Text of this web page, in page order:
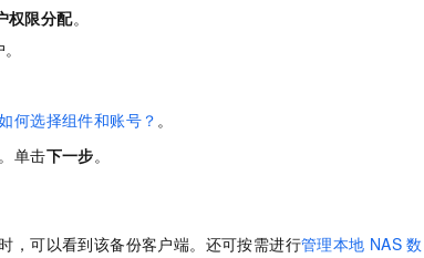
权限分配。
何选择组件和账号？ 。
单击下一步。
，可以看到该备份客户端。还可按需进行管理本地 NAS 数